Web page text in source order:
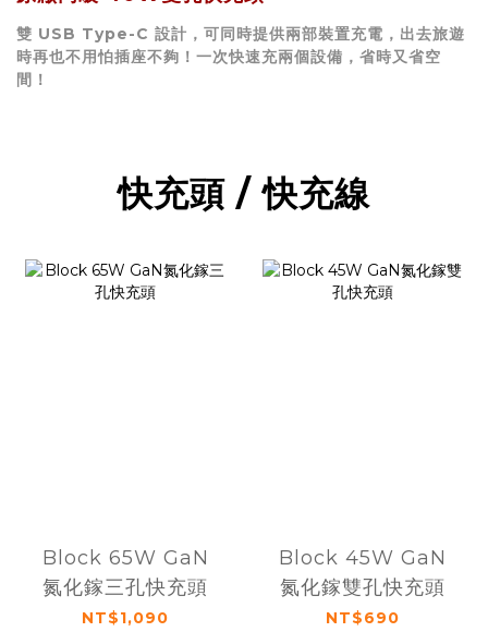
雙 USB Type-C 設計，可同時提供兩部裝置充電，出去旅遊
時再也不用怕插座不夠！一次快速充兩個設備，省時又省空
間！
快充頭 / 快充線
Block 65W GaN
氮化鎵三孔快充頭
NT$1,090
Block 45W GaN
氮化鎵雙孔快充頭
NT$690